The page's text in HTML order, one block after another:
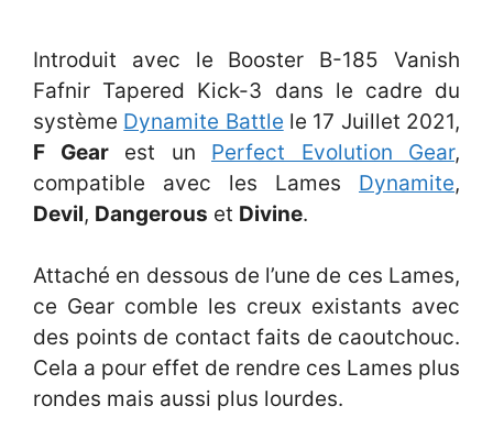
Introduit avec le Booster B-185 Vanish
Fafnir Tapered Kick-3 dans le cadre du
système Dynamite Battle le 17 Juillet 2021,
F Gearest un Perfect Evolution Gear,
compatible avec les Lames Dynamite,
Devil, Dangerous et Divine.
Attaché en dessous de l’une de ces Lames,
ce Gear comble les creux existants avec
des points de contact faits de caoutchouc.
Cela a pour effet de rendre ces Lames plus
rondes mais aussi plus lourdes.